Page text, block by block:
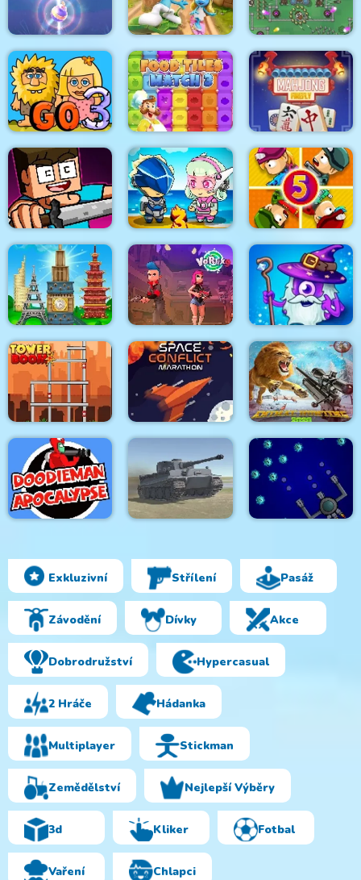
Flip Jump Aqua Blocks Tom Hidden Stars
Bubble Queen Cat
The Smurfs Skate
Rush
Lordz2.io
Adam and Eve Go 3 Food Tiles Match 3 Mahjong Firefly
My Craft: Craft
Adventure
Metal Army War 3 Zombie Last Castle 5
Tower Match Vortex 9 Heroes of Match 3
Tower Boom Space Conflict Wild animal hunting
DoodieMan
Apocalypse
World of War Tanks Space Module
Exkluzivní Střílení Pasáž
Závodění Dívky Akce
Dobrodružství Hypercasual
2 Hráče Hádanka
Multiplayer Stickman
Zemědělství Nejlepší Výběry
3d Kliker Fotbal
Vaření Chlapci